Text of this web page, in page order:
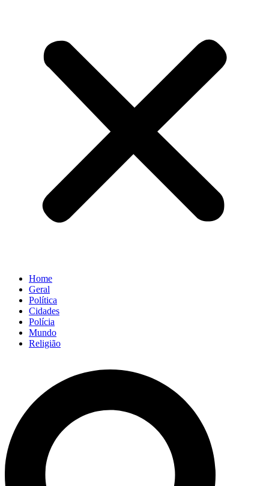
Home
Geral
Política
Cidades
Polícia
Mundo
Religião